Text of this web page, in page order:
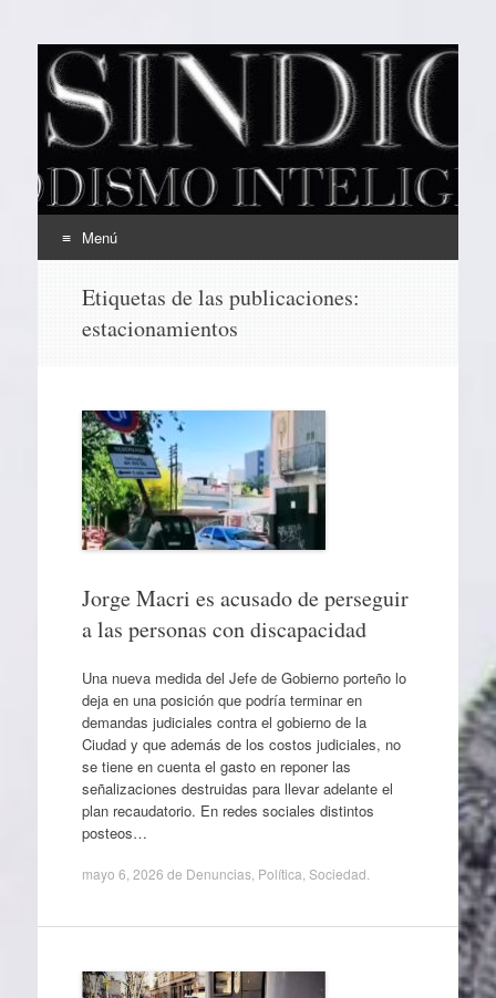
EL SINDICAL
Periodismo Inteligente
Menú
contenido
Etiquetas de las publicaciones:
estacionamientos
Jorge Macri es acusado de perseguir
a las personas con discapacidad
Una nueva medida del Jefe de Gobierno porteño lo
deja en una posición que podría terminar en
demandas judiciales contra el gobierno de la
Ciudad y que además de los costos judiciales, no
se tiene en cuenta el gasto en reponer las
señalizaciones destruidas para llevar adelante el
plan recaudatorio. En redes sociales distintos
posteos…
mayo 6, 2026 de Denuncias, Política Sociedad